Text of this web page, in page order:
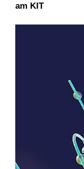
am KIT